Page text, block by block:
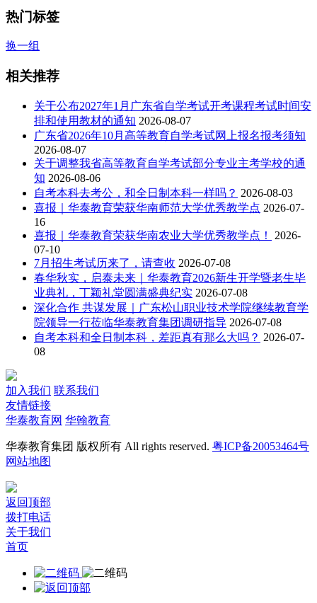
热门标签
换一组
相关推荐
关于公布2027年1月广东省自学考试开考课程考试时间安
排和使用教材的通知 2026-08-07
广东省2026年10月高等教育自学考试网上报名报考须知
2026-08-07
关于调整我省高等教育自学考试部分专业主考学校的通
知 2026-08-06
自考本科去考公，和全日制本科一样吗？ 2026-08-03
喜报｜华泰教育荣获华南师范大学优秀教学点 2026-07-
16
喜报｜华泰教育荣获华南农业大学优秀教学点！
2026-
07-10
7月招生考试历来了，请查收 2026-07-08
春华秋实，启泰未来｜华泰教育2026新生开学暨老生毕
业典礼，丁颖礼堂圆满盛典纪实 2026-07-08
深化合作 共谋发展｜广东松山职业技术学院继续教育学
院领导一行莅临华泰教育集团调研指导 2026-07-08
自考本科和全日制本科，差距真有那么大吗？ 2026-07-
08
加入我们 联系我们
友情链接
华泰教育网 华翰教育
华泰教育集团 版权所有 All rights reserved. 粤ICP备20053464号
网站地图
返回顶部
拨打电话
关于我们
首页